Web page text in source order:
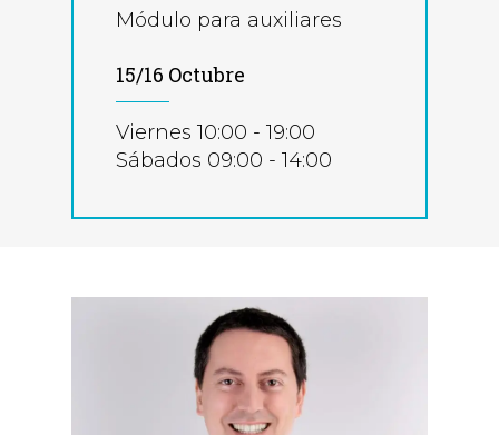
Módulo para auxiliares
15/16 Octubre
Viernes 10:00 - 19:00
Sábados 09:00 - 14:00